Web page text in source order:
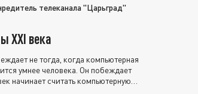
телеканала "Царьград"
XXI века
не тогда, когда компьютерная
умнее человека. Он побеждает
начинает считать компьютерную